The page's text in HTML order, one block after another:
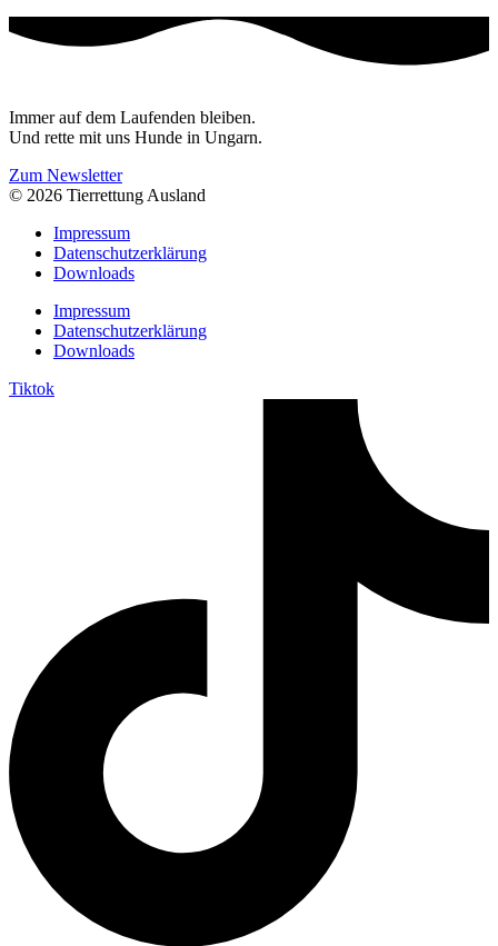
Immer auf dem Laufenden bleiben.
Und rette mit uns Hunde in Ungarn.
Zum Newsletter
© 2026 Tierrettung Ausland
Impressum
Datenschutzerklärung
Downloads
Impressum
Datenschutzerklärung
Downloads
Tiktok